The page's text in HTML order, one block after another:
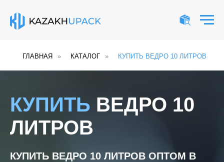
ГЛАВНАЯ » КАТАЛОГ » КУПИТЬ ВЕДРО 10 ЛИТРОВ
КУПИТЬ ВЕДРО 10
ЛИТРОВ
КУПИТЬ ВЕДРО 10 ЛИТРОВ ОПТОМ В